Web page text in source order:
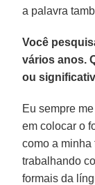
a palavra
Você
vários anos.
ou
Eu sempre
em colocar o
como a minha
trabalhando
formais da